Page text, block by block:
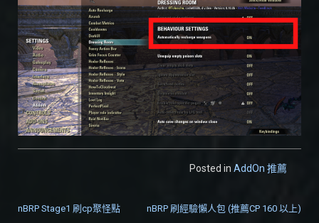
Posted in AddOn 推薦
nBRP Stage1 刷cp聚怪點 nBRP 刷經驗懶人包 (推薦CP 160 以上)